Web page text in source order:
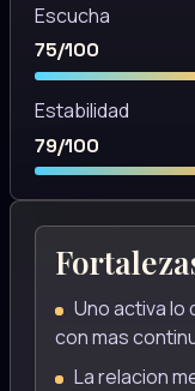
Escucha
75/100
Estabilidad
79/100
Uno activa lo
con mas
La relacion